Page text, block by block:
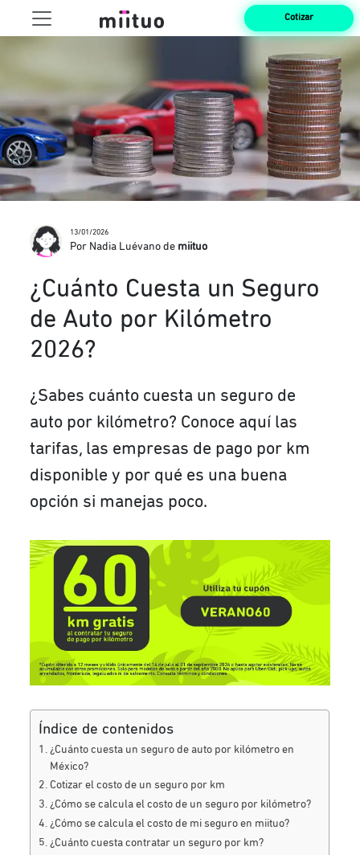
Cotizar
13/01/2026
Por Nadia Luévano de miituo
¿Cuánto Cuesta un Seguro
de Auto por Kilómetro
2026?
¿Sabes cuánto cuesta un seguro de
auto por kilómetro? Conoce aquí las
tarifas, las empresas de pago por km
disponible y por qué es una buena
opción si manejas poco.
Índice de contenidos
¿Cuánto cuesta un seguro de auto por kilómetro en
México?
Cotizar el costo de un seguro por km
¿Cómo se calcula el costo de un seguro por kilómetro?
¿Cómo se calcula el costo de mi seguro en miituo?
¿Cuánto cuesta contratar un seguro por km?